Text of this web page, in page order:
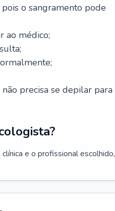
o sangramento pode
ao médico;
precisa se depilar para
e o profissional escolhido,